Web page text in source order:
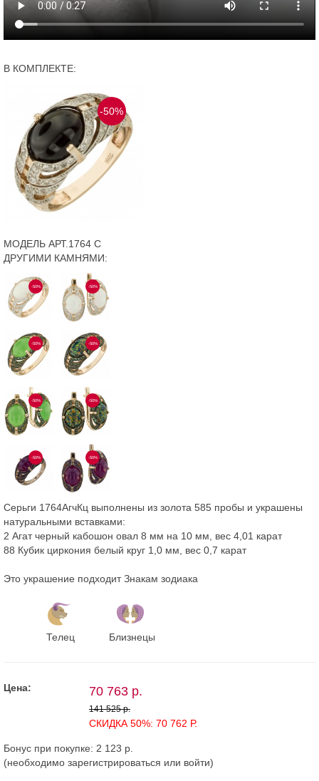
В КОМПЛЕКТЕ:
-50%
МОДЕЛЬ АРТ.1764 С
ДРУГИМИ КАМНЯМИ:
-50% -50%
-50% -50%
-50% -50%
-50% -50%
Серьги 1764АгчКц выполнены из золота 585 пробы и украшены
натуральными вставками:
2 Агат черный кабошон овал 8 мм на 10 мм, вес 4,01 карат
88 Кубик циркония белый круг 1,0 мм, вес 0,7 карат
Это украшение подходит Знакам зодиака
Телец Близнецы
Цена: 70 763 р.
141 525 р.
СКИДКА 50%: 70 762 Р.
Бонус при покупке: 2 123 р.
(необходимо зарегистрироваться или войти)